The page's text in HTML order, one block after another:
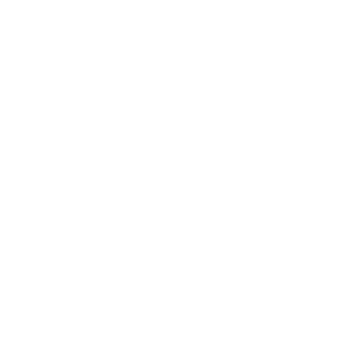
de companie, scurgerilor de apă și ore lungi de dans.
natural consolidate cu finisajul său mat și